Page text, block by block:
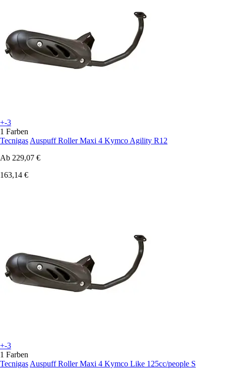
+-3
1 Farben
Tecnigas Auspuff Roller Maxi 4 Kymco Agility R12
Ab 229,07 €
163,14 €
+-3
1 Farben
Tecnigas Auspuff Roller Maxi 4 Kymco Like 125cc/people S